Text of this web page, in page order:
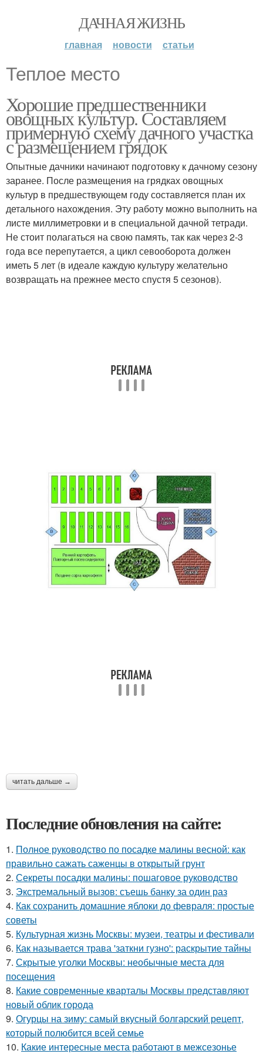
ДАЧНАЯ ЖИЗНЬ
главная новости статьи
Теплое место
Хорошие предшественники
овощных культур. Составляем
примерную схему дачного участка
с размещением грядок
Опытные дачники начинают подготовку к дачному сезону
заранее. После размещения на грядках овощных
культур в предшествующем году составляется план их
детального нахождения. Эту работу можно выполнить на
листе миллиметровки и в специальной дачной тетради.
Не стоит полагаться на свою память, так как через 2-3
года все перепутается, а цикл севооборота должен
иметь 5 лет (в идеале каждую культуру желательно
возвращать на прежнее место спустя 5 сезонов).
читать дальше →
Последние обновления на сайте:
1. Полное руководство по посадке малины весной: как
правильно сажать саженцы в открытый грунт
2. Секреты посадки малины: пошаговое руководство
3. Экстремальный вызов: съешь банку за один раз
4. Как сохранить домашние яблоки до февраля: простые
советы
5. Культурная жизнь Москвы: музеи, театры и фестивали
6. Как называется трава 'заткни гузно': раскрытие тайны
7. Скрытые уголки Москвы: необычные места для
посещения
8. Какие современные кварталы Москвы представляют
новый облик города
9. Огурцы на зиму: самый вкусный болгарский рецепт,
который полюбится всей семье
10. Какие интересные места работают в межсезонье